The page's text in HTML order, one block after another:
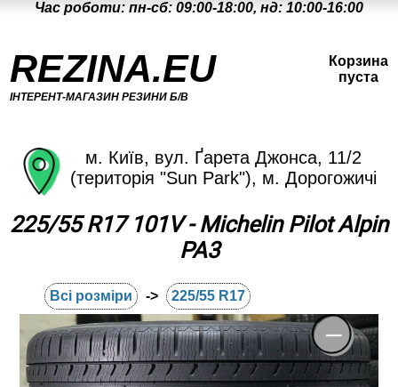
Час роботи: пн-сб: 09:00-18:00, нд: 10:00-16:00
REZINA.EU
ІНТЕРЕНТ-МАГАЗИН РЕЗИНИ Б/В
м. Київ, вул. Ґарета Джонса, 11/2
(територія "Sun Park"), м. Дорогожичі
Корзина
пуста
225/55 R17 101V - Michelin Pilot Alpin
PA3
Всі розміри -> 225/55 R17